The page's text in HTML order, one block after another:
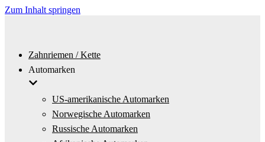
Zum Inhalt springen
Zahnriemen / Kette
Automarken
US-amerikanische Automarken
Norwegische Automarken
Russische Automarken